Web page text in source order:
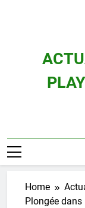
Home
Plongée